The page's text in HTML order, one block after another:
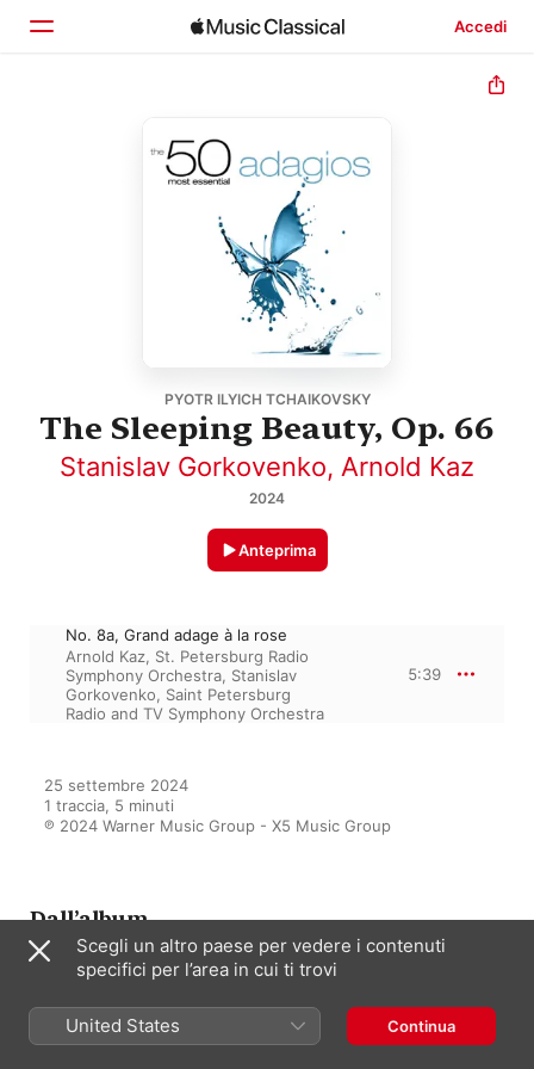
Accedi
PYOTR ILYICH TCHAIKOVSKY
The Sleeping Beauty, Op. 66
Stanislav Gorkovenko, Arnold Kaz
2024
Anteprima
No. 8a, Grand adage à la rose
Arnold Kaz, St. Petersburg Radio
Symphony Orchestra, Stanislav
Gorkovenko, Saint Petersburg
Radio and TV Symphony Orchestra
5:39
25 settembre 2024
1 traccia, 5 minuti
℗ 2024 Warner Music Group - X5 Music Group
Dall’album
The 50 Most Essential Adagios
Artisti vari
Scegli un altro paese per vedere i contenuti
specifici per l’area in cui ti trovi
United States Continua